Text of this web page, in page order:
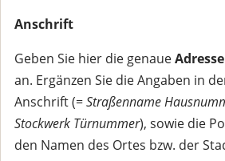
Anschrift
Geben Sie hier die genaue
an. Ergänzen Sie die Angaben in
Anschrift (=Straßenname
Stockwerk Türnummer), sowie die
den Namen des Ortes bzw. der